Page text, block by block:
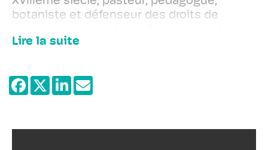
botaniste et défenseur des droits de
nouvelle. Son objectif était la formation de
toutes ses dimensions : intellectuelles,
manuelles, artistiques, économiques et
Lire la suite